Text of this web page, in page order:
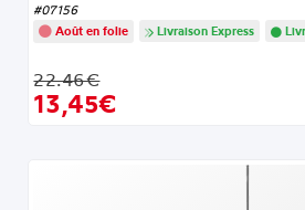
#07156
Août en folie
Livraison Express
22.46€
13,45€